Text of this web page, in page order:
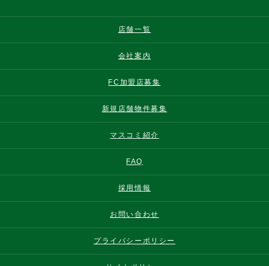
店舗一覧
会社案内
FC加盟店募集
新規店舗物件募集
マスコミ紹介
FAQ
採用情報
お問い合わせ
プライバシーポリシー